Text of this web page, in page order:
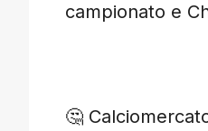
campionato e
🤔